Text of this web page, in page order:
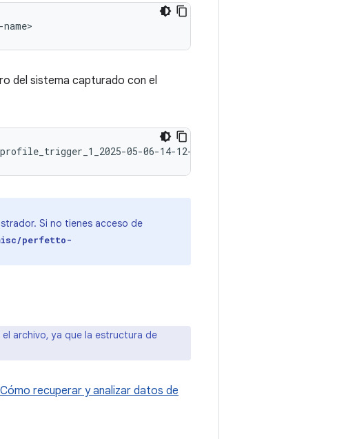
del sistema capturado con el
Si no tienes acceso de
perfetto-
archivo, ya que la estructura de
Cómo recuperar y analizar datos de